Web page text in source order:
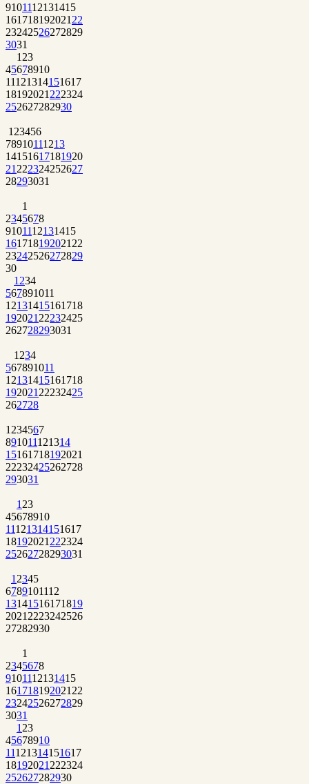
9101112131415
161718192021 22
23242526272829
3031
1 23
45678910
11121314151617
18192021 222324
252627282930
1 23456
78910111213
14151617181920
21 222324252627
28293031
1
2345678
9101112131415
161718192021 22
23242526272829
30
1 234
567891011
12131415161718
192021 22232425
262728293031
1 234
567891011
12131415161718
192021 22232425
262728
1 234567
891011121314
15161718192021
22232425262728
293031
1 23
45678910
11121314151617
18192021 222324
25262728293031
1 2345
6789101112
13141516171819
2021 2223242526
27282930
1
2345678
9101112131415
161718192021 22
23242526272829
3031
1 23
45678910
11121314151617
18192021 222324
252627282930